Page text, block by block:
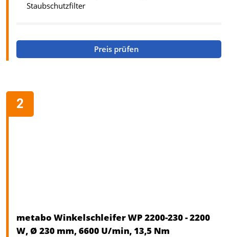
Staubschutzfilter
Preis prüfen
metabo Winkelschleifer WP 2200-230 - 2200
W, Ø 230 mm, 6600 U/min, 13,5 Nm